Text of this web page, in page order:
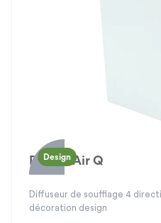
Design
Design'Air Q
Diffuseur de soufflage 4
décoration design